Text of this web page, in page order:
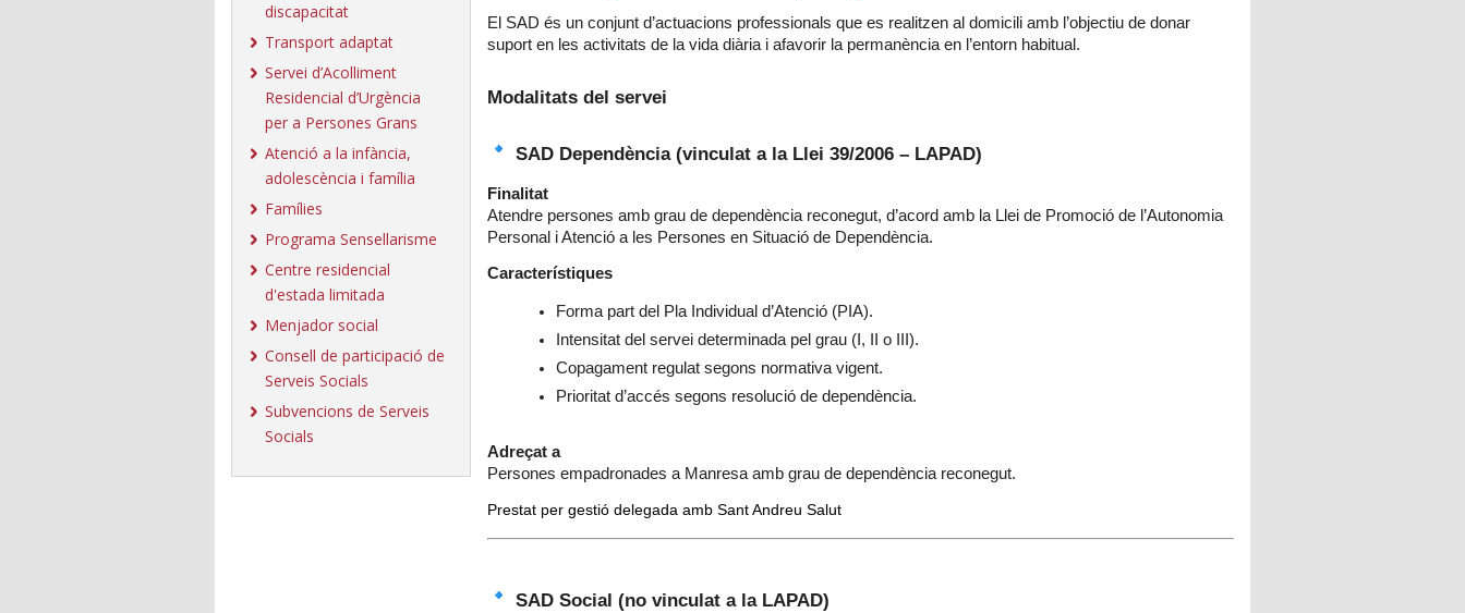
discapacitat
Transport adaptat
Servei d’Acolliment
Residencial d’Urgència
per a Persones Grans
Atenció a la infància,
adolescència i família
Famílies
Programa Sensellarisme
Centre residencial
d'estada limitada
Menjador social
Consell de participació de
Serveis Socials
Subvencions de Serveis
Socials
El SAD és un conjunt d’actuacions professionals que es realitzen al domicili amb l’objectiu de donar
suport en les activitats de la vida diària i afavorir la permanència en l’entorn habitual.
Modalitats del servei
SAD Dependència (vinculat a la Llei 39/2006 – LAPAD)
Finalitat
Atendre persones amb grau de dependència reconegut, d’acord amb la Llei de Promoció de l’Autonomia
Personal i Atenció a les Persones en Situació de Dependència.
Característiques
Forma part del Pla Individual d’Atenció (PIA).
Intensitat del servei determinada pel grau (I, II o III).
Copagament regulat segons normativa vigent.
Prioritat d’accés segons resolució de dependència.
Adreçat a
Persones empadronades a Manresa amb grau de dependència reconegut.
Prestat per gestió delegada amb Sant Andreu Salut
SAD Social (no vinculat a la LAPAD)